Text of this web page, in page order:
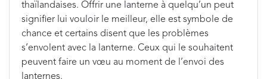
thaïlandaises. Offrir une lanterne à quelqu’un peut
signifier lui vouloir le meilleur, elle est symbole de
chance et certains disent que les problèmes
s’envolent avec la lanterne. Ceux qui le souhaitent
peuvent faire un vœu au moment de l’envoi des
lanternes.